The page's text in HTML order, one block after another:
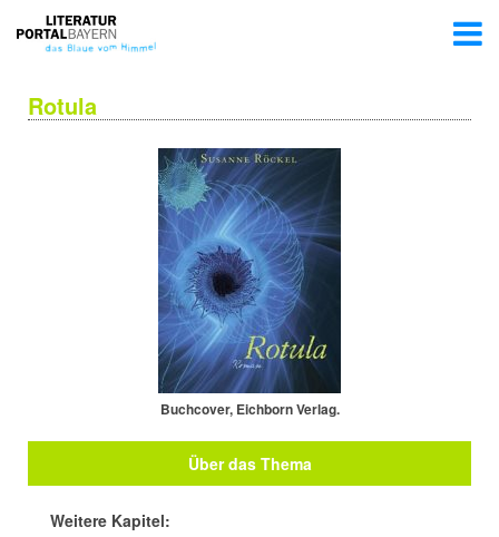
Rotula
Buchcover, Eichborn Verlag.
Über das Thema
Weitere Kapitel: